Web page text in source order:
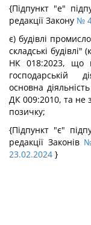
{Підпункт "е"
редакції Закону №
є) будівлі
складські будівлі"
НК 018:2023, що
господарській
основна
ДК 009:2010, та не
позичку;
{Підпункт "є"
редакції Законів
23.02.2024 }